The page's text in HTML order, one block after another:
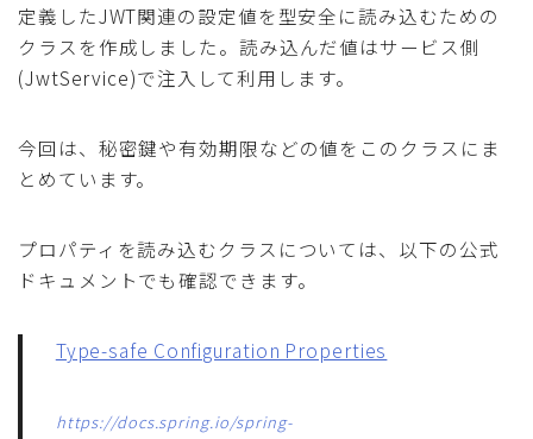
定義したJWT関連の設定値を型安全に読み込むための
クラスを作成しました。読み込んだ値はサービス側
(JwtService)で注入して利用します。
今回は、秘密鍵や有効期限などの値をこのクラスにま
とめています。
プロパティを読み込むクラスについては、以下の公式
ドキュメントでも確認できます。
Type-safe Configuration Properties
https://docs.spring.io/spring-